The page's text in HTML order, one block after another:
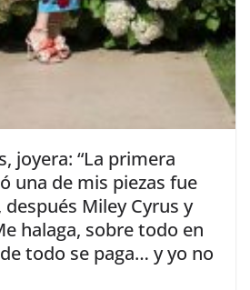
joyera: “La primera
una de mis piezas fue
después Miley Cyrus y
halaga, sobre todo en
todo se paga… y yo no